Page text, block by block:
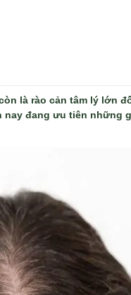
là rào cản tâm lý lớn
đang ưu tiên những